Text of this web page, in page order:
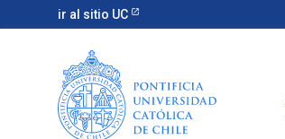
ir al sitio UC